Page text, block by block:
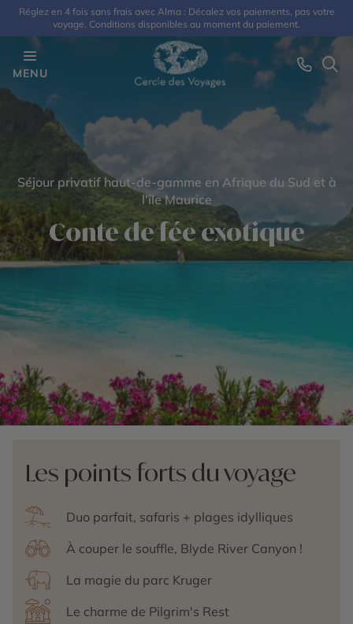
Réglez en 4 fois sans frais avec Alma : Décalez vos paiements, pas votre
voyage. Conditions disponibles au moment du paiement.
MENU
Séjour privatif haut-de-gamme en Afrique du Sud et à
l'île Maurice
Conte de fée exotique
Les points forts du voyage
Duo parfait, safaris + plages idylliques
À couper le souffle, Blyde River Canyon !
La magie du parc Kruger
Le charme de Pilgrim's Rest